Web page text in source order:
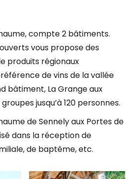
compte 2 bâtiments.
vous propose des
produits régionaux
de vins de la vallée
bâtiment, La Grange aux
jusqu’à 120 personnes.
de Sennely aux Portes de
dans la réception de
de baptême, etc.